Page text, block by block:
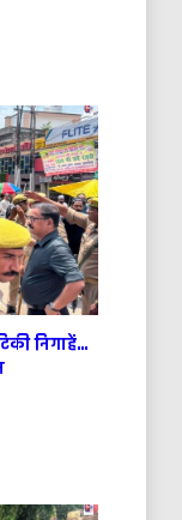
निगाहें…